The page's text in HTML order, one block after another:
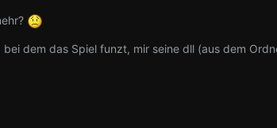
dem das Spiel funzt, mir seine dll (aus dem